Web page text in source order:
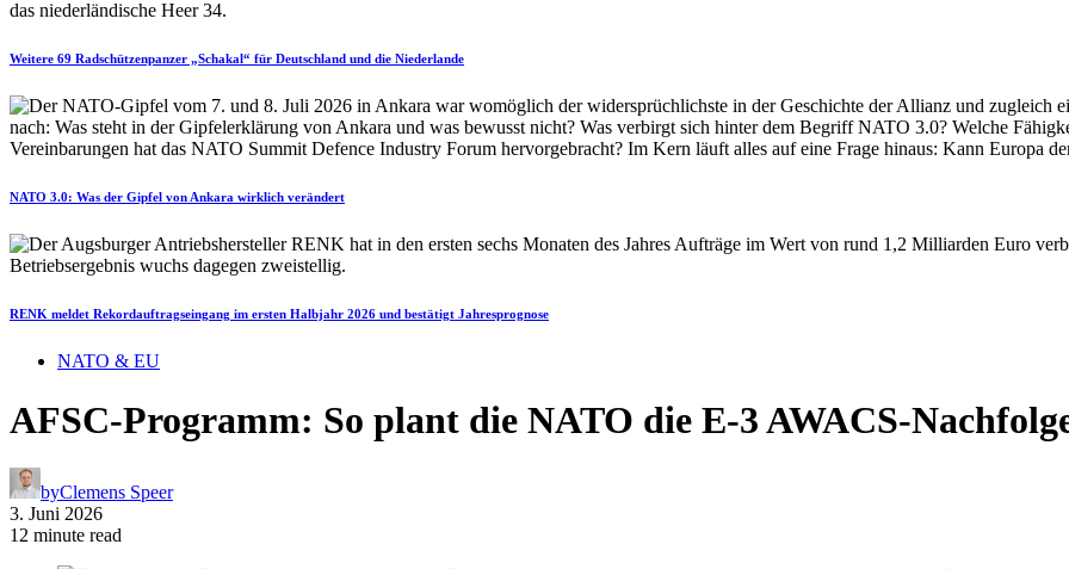
Weitere 69 Radschützenpanzer „Schakal“ für Deutschland und die Niederlande
NATO 3.0: Was der Gipfel von Ankara wirklich verändert
RENK meldet Rekordauftragseingang im ersten Halbjahr 2026 und bestätigt Jahresprognose
NATO & EU
AFSC-Programm: So plant die NATO die E-3 AWACS-
byClemens Speer
3. Juni 2026
12 minute read